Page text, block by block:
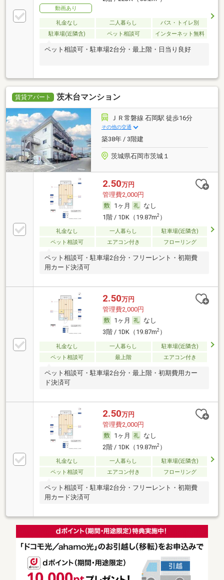
動画あり
礼金なし 二人暮らし
バス・トイレ別
駐車場(近隣含)
ペット相談可 インターネット無料
ペット相談可・駐車場2台分・最上階・日当り良好
賃貸アパート 茨木台マンション
ＪＲ常磐線 石岡駅 徒歩16分
その他の交通
築38年 / 3階建
茨城県石岡市茨城１
2.50万円
管理費2,000円
1ヶ月
なし
1階 / 1DK（19.87m2）
礼金なし 一人暮らし
駐車場(近隣含)
ペット相談可
エアコン付き フローリング
ペット相談可・駐車場2台分・フリーレント・初期費
用カード決済可
2.50万円
管理費2,000円
1ヶ月
なし
3階 / 1DK（19.87m2）
礼金なし 一人暮らし
駐車場(近隣含)
ペット相談可
最上階 エアコン付き
ペット相談可・駐車場2台分・最上階・初期費用カー
ド決済可
2.50万円
管理費2,000円
1ヶ月
なし
2階 / 1DK（19.87m2）
礼金なし 一人暮らし
駐車場(近隣含)
ペット相談可
エアコン付き フローリング
ペット相談可・駐車場2台分・フリーレント・初期費
用カード決済可